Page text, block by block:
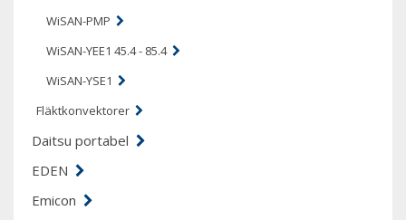
WiSAN-PMP
WiSAN-YEE1 45.4 - 85.4
WiSAN-YSE1
Fläktkonvektorer
Daitsu portabel
EDEN
Emicon